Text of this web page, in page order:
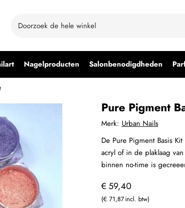
Nagelproducten Salonbenodigdheden
Pure Pigment
€ 59,40
€ 71,87
Merk: Urban Nails
De Pure Pigment Basis
acryl of in de plaklaag
binnen no-time is